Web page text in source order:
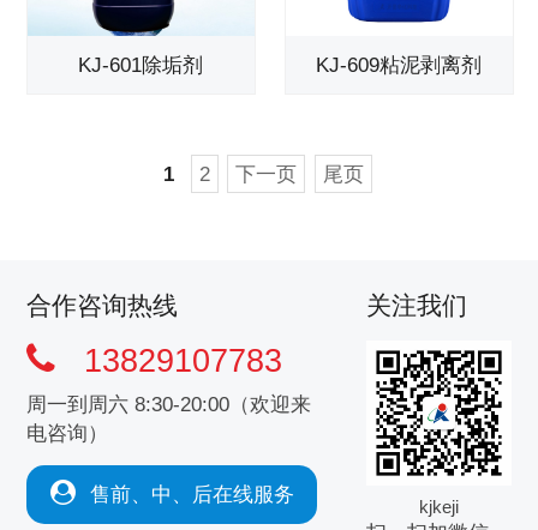
KJ-601除垢剂 KJ-609粘泥剥离剂
1 2 下一页 尾页
合作咨询热线
13829107783
周一到周六 8:30-20:00（欢迎来
电咨询）
售前、中、后在线服务
关注我们
kjkeji